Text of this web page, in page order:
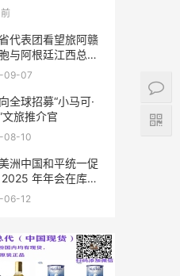
谊活动成功举办
代表团看望旅阿赣
与阿根廷江西总商
09-07
全球招募“小马可·
文旅推介官
08-10
洲中国和平统一促
年年会在库拉
举行，共绘反“独”
06-12